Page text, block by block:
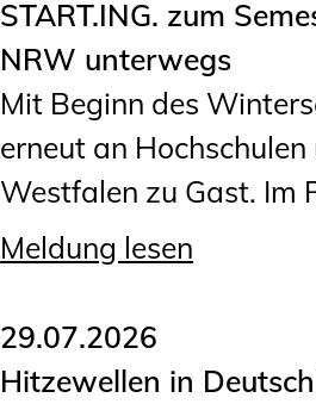
Geschäftsstelle
Mitgliedschaft
Unsere
Informationen für
Fortbildungsträger
Fortbildung/
START.ING. zum
NRW unterwegs
Mit Beginn des
erneut an
Westfalen zu Gast. Im
Meldung lesen
29.07.2026
Hitzewellen in